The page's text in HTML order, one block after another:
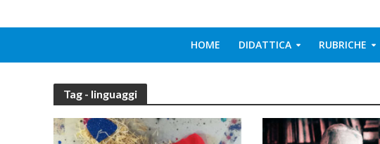
HOME DIDATTICA RUBRICHE
Tag - linguaggi